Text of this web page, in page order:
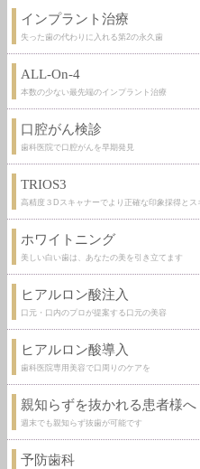
インプラント治療
失った歯の代わりに入れる第2の永久歯
ALL-On-4
本数の少ない最先端のインプラント治療
口腔がん検診
歯科医院で口腔がんを早期発見
TRIOS3
高精度３Dスキャナーでより正確な印象採得とス
ホワイトニング
美しい白い歯は、あなたの美を引き立てます
ヒアルロン酸注入
口元・口内のプロが提案する口元の美容
ヒアルロン酸導入
歯科医院専用美容で口周りのケアを
親知らずを抜かれる患者様へ
週末でも親知らず抜歯が可能です
予防歯科